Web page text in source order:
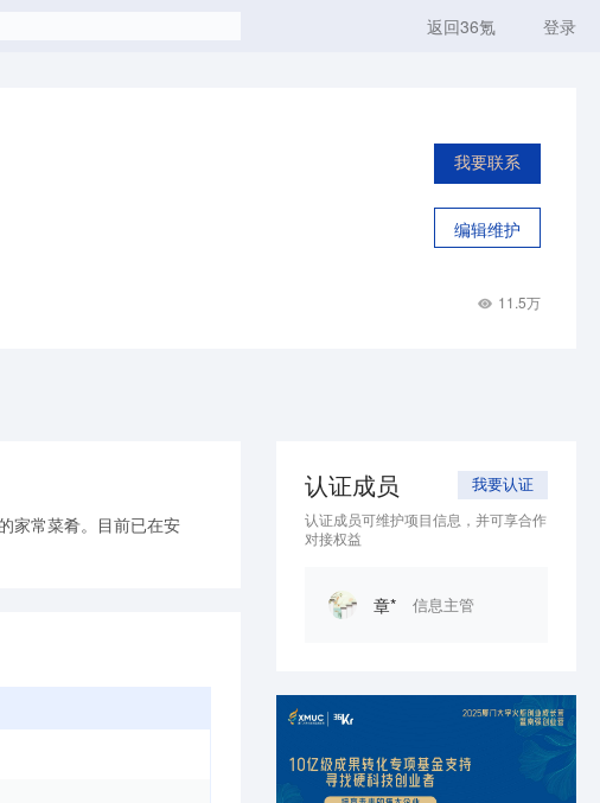
返回36氪 登录
我要联系
编辑维护
11.5万
家常菜肴。目前已在安
认证成员 我要认证
认证成员可维护项目信息，并可享合作
对接权益
章* 信息主管